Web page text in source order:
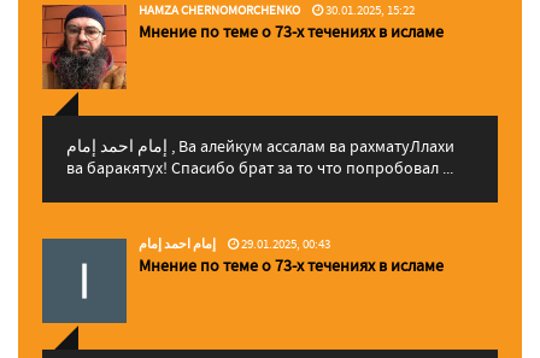
HAMZA CHERNOMORCHENKO 30.01.2025, 15:22
Мнение по теме о 73-х течениях в исламе
إمام احمد إمام , Ва алейкум ассалам ва рахматуЛлахи
ва баракятух! Спасибо брат за то что попробовал ...
إمام احمد إمام 29.01.2025, 00:43
Мнение по теме о 73-х течениях в исламе